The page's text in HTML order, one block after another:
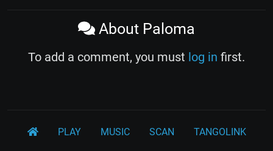
About Paloma
To add a comment, you must log in first.
PLAY MUSIC SCAN TANGOLINK